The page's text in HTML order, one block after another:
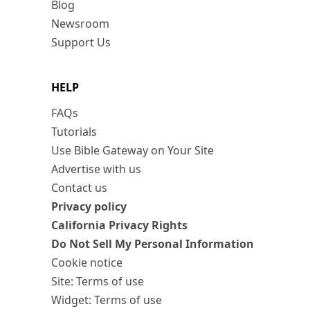
Blog
Newsroom
Support Us
HELP
FAQs
Tutorials
Use Bible Gateway on Your Site
Advertise with us
Contact us
Privacy policy
California Privacy Rights
Do Not Sell My Personal Information
Cookie notice
Site: Terms of use
Widget: Terms of use